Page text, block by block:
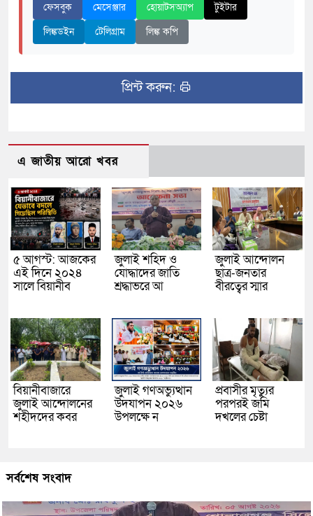
ফেসবুক মেসেঞ্জার হোয়াটসঅ্যাপ
টুইটার
লিঙ্কডইন
টেলিগ্রাম লিঙ্ক কপি
প্রিন্ট করুন:
এ জাতীয় আরো খবর
৫ আগস্ট: আজকের
এই দিনে ২০২৪
সালে বিয়ানীব
জুলাই শহিদ ও
যোদ্ধাদের জাতি
শ্রদ্ধাভরে আ
জুলাই আন্দোলন
ছাত্র-জনতার
বীরত্বের স্মার
বিয়ানীবাজারে
জুলাই আন্দোলনের
শহীদদের কবর
জুলাই গণঅভ্যুত্থান
উদযাপন ২০২৬
উপলক্ষে ন
প্রবাসীর মৃত্যুর
পরপরই জমি
দখলের চেষ্টা
সর্বশেষ সংবাদ